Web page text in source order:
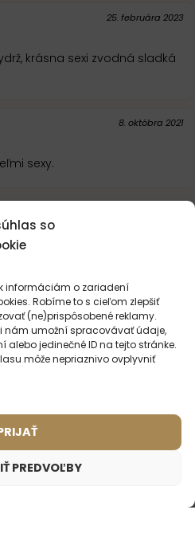
so
informáciám o zariadení
Robíme to s cieľom zlepšiť
(ne)prispôsobené reklamy.
nám umožní spracovávať údaje,
jedinečné ID na tejto stránke.
môže nepriaznivo ovplyvniť
PREDVOĽBY
25. februára 2023
krásna sexi zvodná sladká
8. októbra 2021
sexy.
VÁSZAUJÍMAŤ